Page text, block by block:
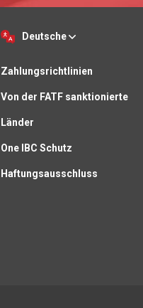
Deutsche
Zahlungsrichtlinien
Von der FATF sanktionierte
Länder
One IBC Schutz
Haftungsausschluss